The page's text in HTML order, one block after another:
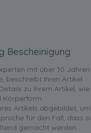
Bescheinigung
mit über 10 Jahren
beschreibt Ihren Artikel
zu Ihrem Artikel, wie
Körperform.
Artikels abgebildet, um
für den Fall, dass
gemacht werden.